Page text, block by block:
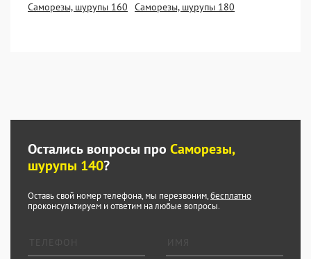
Саморезы, шурупы 160
Саморезы, шурупы 180
Остались вопросы про Саморезы,
шурупы 140?
Оставь свой номер телефона, мы перезвоним,бесплатно
проконсультируем и ответим на любые вопросы.